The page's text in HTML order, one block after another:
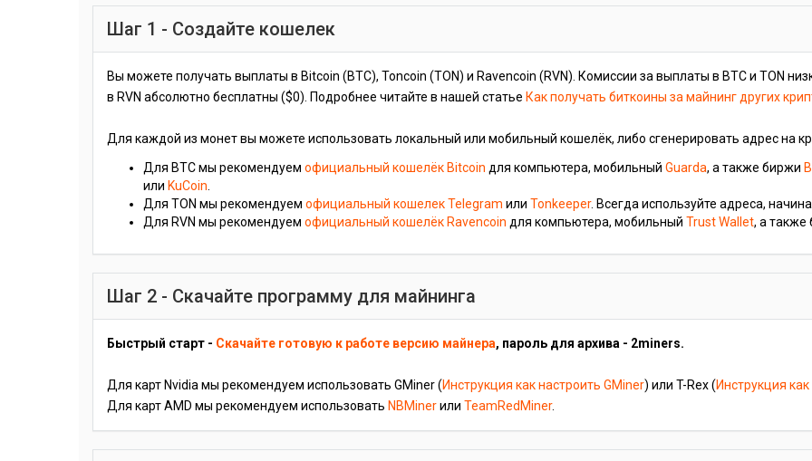
Шаг 1 - Создайте кошелек
Вы можете получать выплаты в Bitcoin (BTC), Toncoin (TON) и Ravencoin (RVN). Комиссии за выплаты в BTC и TON
в RVN абсолютно бесплатны ($0). Подробнее читайте в нашей статье Как получать биткоины за майнинг других
Для каждой из монет вы можете использовать локальный или мобильный кошелёк, либо сгенерировать адрес на
Для BTC мы рекомендуем официальный кошелёк Bitcoin для компьютера, мобильный Guarda, а также биржи
или KuCoin
Для TON мы рекомендуем официальный кошелек Telegram или Tonkeeper. Всегда используйте адреса,
Для RVN мы рекомендуем официальный кошелёк Ravencoin для компьютера, мобильный Trust Wallet, а также
Шаг 2 - Скачайте программу для майнинга
Быстрый старт - Скачайте готовую к работе версию майнера, пароль для архива - 2miners.
Для карт Nvidia мы рекомендуем использовать GMiner (Инструкция как настроить GMiner) или T-Rex (Инструкция
Для карт AMD мы рекомендуем использовать NBMinerили TeamRedMiner.